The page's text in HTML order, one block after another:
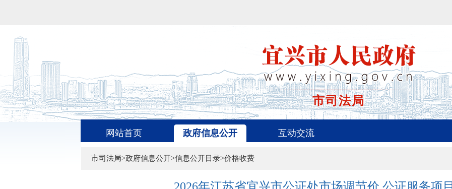
市司法局
网站首页 政府信息公开 互动交流
市司法局>政府信息公开>信息公开目录>价格收费